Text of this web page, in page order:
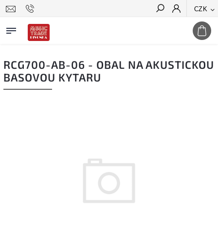
CZK
Hledat
RCG700-AB-06 - OBAL NA AKUSTICKOU
BASOVOU KYTARU